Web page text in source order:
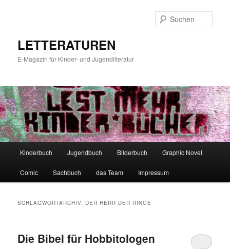
LETTERATUREN
E-Magazin für Kinder- und Jugendliteratur
Kinderbuch Jugendbuch Bilderbuch Graphic Novel
Comic Sachbuch das Team Impressum
SCHLAGWORTARCHIV: DER HERR DER RINGE
Die Bibel für Hobbitologen